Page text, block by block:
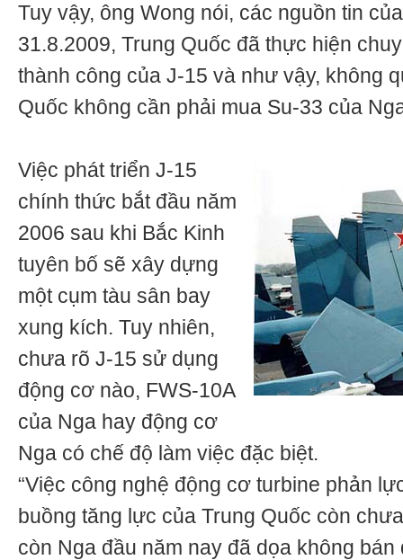
Tuy vậy, ông Wong nói, các nguồn tin
31.8.2009, Trung Quốc đã thực hiện
thành công của J-15 và như vậy, không
Quốc không cần phải mua Su-33 của
Việc phát triển J-15
chính thức bắt đầu năm
2006 sau khi Bắc Kinh
tuyên bố sẽ xây dựng
một cụm tàu sân bay
xung kích. Tuy nhiên,
chưa rõ J-15 sử dụng
động cơ nào, FWS-10A
của Nga hay động cơ
Nga có chế độ làm việc đặc biệt.
“Việc công nghệ động cơ turbine phản
buồng tăng lực của Trung Quốc còn
còn Nga đầu năm nay đã dọa không